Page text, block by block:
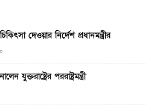
দেওয়ার নির্দেশ প্রধানমন্ত্রীর
যুক্তরাষ্ট্রের পররাষ্ট্রমন্ত্রী